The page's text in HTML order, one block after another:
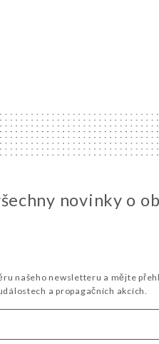
novinky o
našeho newsletteru a mějte
a propagačních akcích.